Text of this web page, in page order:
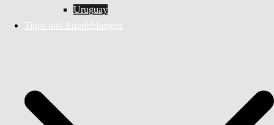
Uruguay
Tipps und Empfehlungen